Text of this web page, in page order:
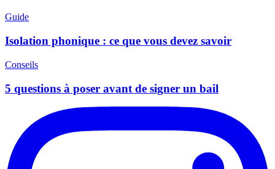
Guide
Isolation phonique : ce que vous devez savoir
Conseils
5 questions à poser avant de signer un bail